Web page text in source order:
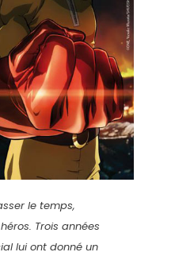
le temps,
Trois années
lui ont donné un